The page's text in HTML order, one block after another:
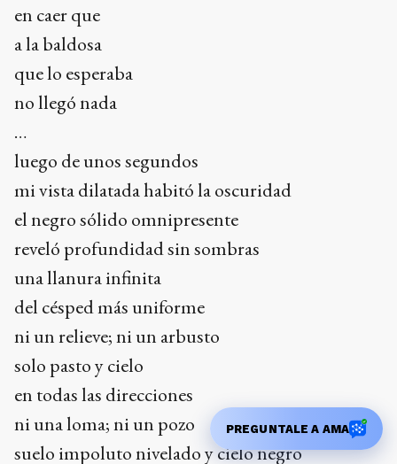
en caer que
a la baldosa
que lo esperaba
no llegó nada
…
luego de unos segundos
mi vista dilatada habitó la oscuridad
el negro sólido omnipresente
reveló profundidad sin sombras
una llanura infinita
del césped más uniforme
ni un relieve; ni un arbusto
solo pasto y cielo
en todas las direcciones
ni una loma; ni un pozo
suelo impoluto nivelado y cielo negro
PREGUNTALE A AMA